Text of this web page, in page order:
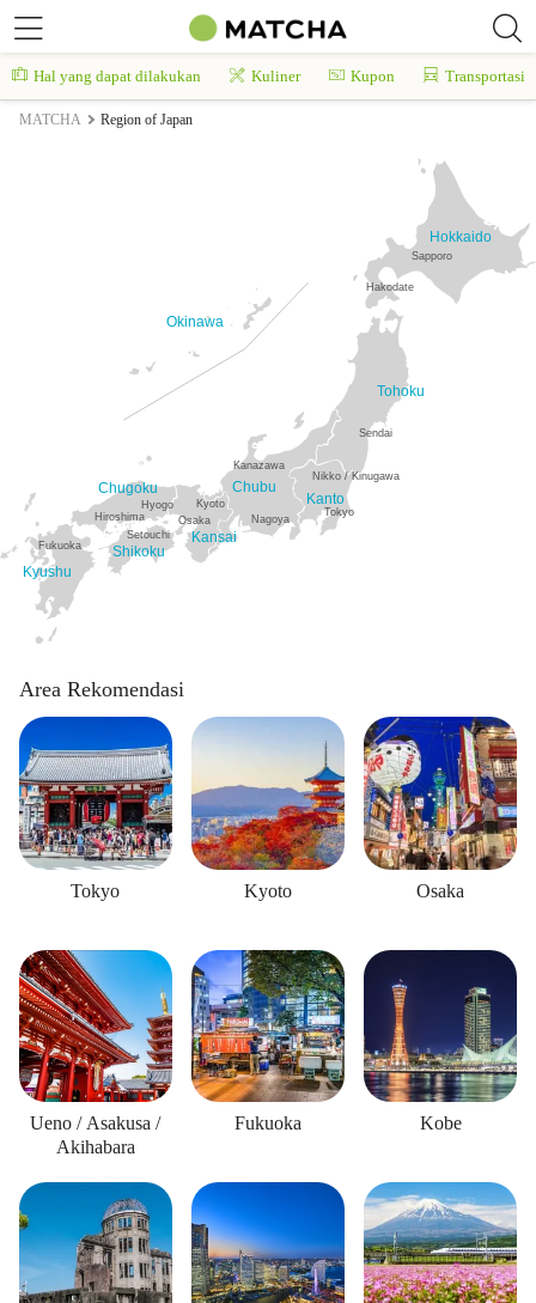
Hal yang dapat dilakukan Kuliner Kupon Transportasi
MATCHA Region of Japan
Hokkaido
Tohoku
Kanto
Chubu
Kansai
Shikoku
Kyushu
Chugoku
Okinawa
Sapporo
Hakodate
Sendai
Nikko / Kinugawa
Tokyo
Kanazawa
Nagoya
Kyoto
Osaka
Hiroshima
Setouchi
Fukuoka
Hyogo
Area Rekomendasi
Tokyo Kyoto Osaka
Ueno / Asakusa /
Akihabara
Fukuoka Kobe